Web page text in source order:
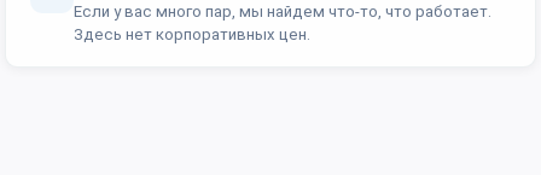
Если у вас много пар, мы найдем что-то, что работает.
Здесь нет корпоративных цен.